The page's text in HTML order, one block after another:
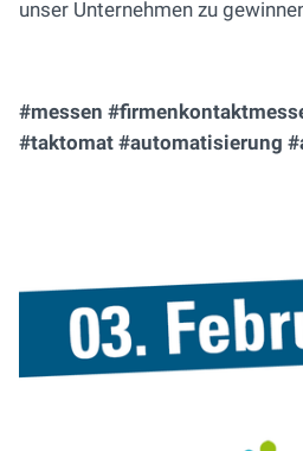
unser Unternehmen zu
#messen
#taktomat #automatisierung